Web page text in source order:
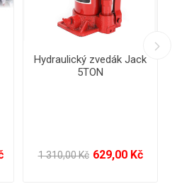
Měnič napětí DC/AC 12V
/ 220V, 4000W
6 851,00 Kč 3 799,00 Kč